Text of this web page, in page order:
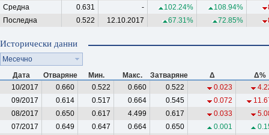
Средна
0.631 - 102.24% 108.94%
Последна
0.522 12.10.2017 67.31% 72.85%
Исторически данни
Месечно
Дата
Отваряне Мин. Макс. Затваряне Δ
Δ%
10/2017
0.660 0.522 0.660 0.522 0.023
09/2017
0.614 0.517 0.664 0.545 0.072
08/2017
0.650 0.617 4.499 0.617 0.033
07/2017
0.649 0.647 0.664 0.650 0.001